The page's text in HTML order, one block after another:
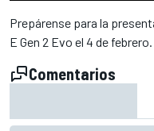
Prepárense para la
E Gen 2 Evo el 4 de febrero.
Comentarios